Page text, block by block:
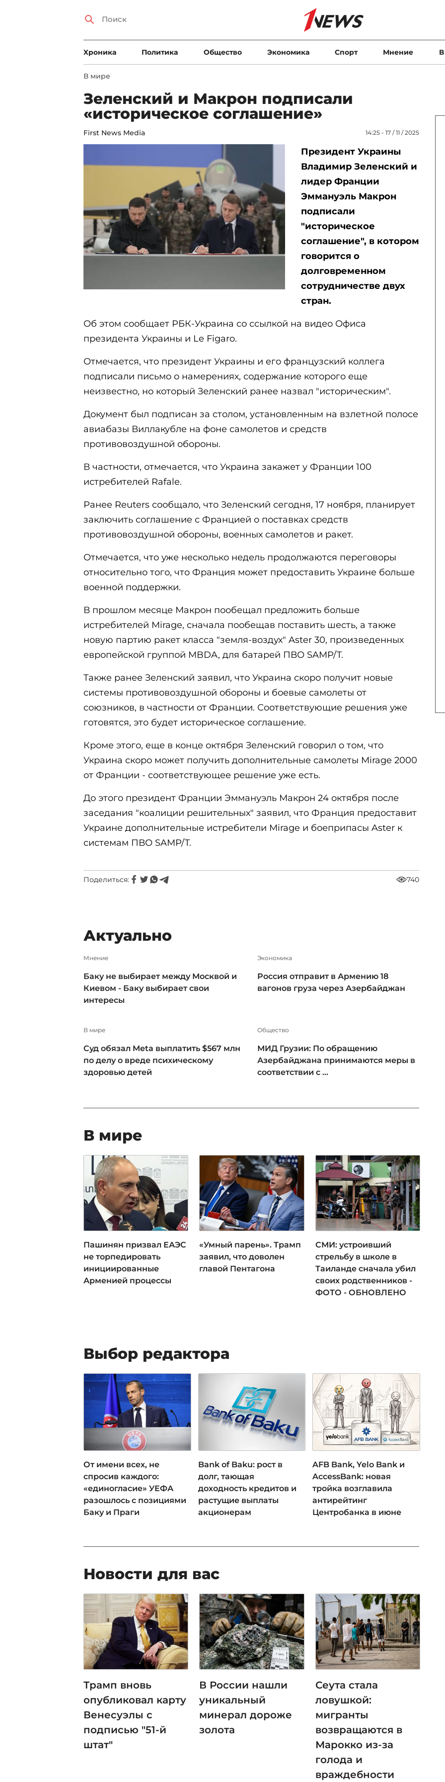
Xроника Политика Общество Экономика Спорт Мнение
В мире
Зеленский и Макрон подписали
«историческое соглашение»
First News Media 14:25 - 17 / 11 / 2025
Президент Украины
Владимир Зеленский и
лидер Франции
Эммануэль Макрон
подписали
"историческое
соглашение", в котором
говорится о
долговременном
сотрудничестве двух
стран.
Об этом сообщает РБК-Украина со ссылкой на видео Офиса
президента Украины и Le Figaro.
Отмечается, что президент Украины и его французский коллега
подписали письмо о намерениях, содержание которого еще
неизвестно, но который Зеленский ранее назвал "историческим".
Документ был подписан за столом, установленным на взлетной полосе
авиабазы Виллакубле на фоне самолетов и средств
противовоздушной обороны.
В частности, отмечается, что Украина закажет у Франции 100
истребителей Rafale.
Ранее Reuters сообщало, что Зеленский сегодня, 17 ноября, планирует
заключить соглашение с Францией о поставках средств
противовоздушной обороны, военных самолетов и ракет.
Отмечается, что уже несколько недель продолжаются переговоры
относительно того, что Франция может предоставить Украине больше
военной поддержки.
В прошлом месяце Макрон пообещал предложить больше
истребителей Mirage, сначала пообещав поставить шесть, а также
новую партию ракет класса "земля-воздух" Aster 30, произведенных
европейской группой MBDA, для батарей ПВО SAMP/T.
Также ранее Зеленский заявил, что Украина скоро получит новые
системы противовоздушной обороны и боевые самолеты от
союзников, в частности от Франции. Соответствующие решения уже
готовятся, это будет историческое соглашение.
Кроме этого, еще в конце октября Зеленский говорил о том, что
Украина скоро может получить дополнительные самолеты Mirage 2000
от Франции - соответствующее решение уже есть.
До этого президент Франции Эммануэль Макрон 24 октября после
заседания "коалиции решительных" заявил, что Франция предоставит
Украине дополнительные истребители Mirage и боеприпасы Aster к
системам ПВО SAMP/T.
Поделиться: 740
Актуально
Мнение
Баку не выбирает между Москвой и
Киевом - Баку выбирает свои
интересы
Экономика
Россия отправит в Армению 18
вагонов груза через Азербайджан
В мире
Суд обязал Meta выплатить $567 млн
по делу о вреде психическому
здоровью детей
Общество
МИД Грузии: По обращению
Азербайджана принимаются меры в
соответствии с ...
В мире
Пашинян призвал ЕАЭС
не торпедировать
инициированные
Арменией процессы
«Умный парень». Трамп
заявил, что доволен
главой Пентагона
СМИ: устроивший
стрельбу в школе в
Таиланде сначала убил
своих родственников -
ФОТО - ОБНОВЛЕНО
Выбор редактора
От имени всех, не
спросив каждого:
«единогласие» УЕФА
разошлось с позициями
Баку и Праги
Bank of Baku: рост в
долг, тающая
доходность кредитов и
растущие выплаты
акционерам
AFB Bank, Yelo Bank и
AccessBank: новая
тройка возглавила
антирейтинг
Центробанка в июне
Новости для вас
Трамп вновь
опубликовал карту
Венесуэлы с
подписью "51-й
штат"
В России нашли
уникальный
минерал дороже
золота
Сеута стала
ловушкой:
мигранты
возвращаются в
Марокко из-за
голода и
враждебности